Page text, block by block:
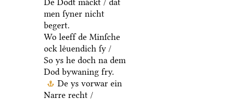
De Dodt maͤckt / dat
men ſyner nicht
begert.
Wo leeff de Minſche
ock leͤuendich ſy /
So ys he doch na dem
Dod bywaning fry.
De ys vorwar ein
Narre recht /